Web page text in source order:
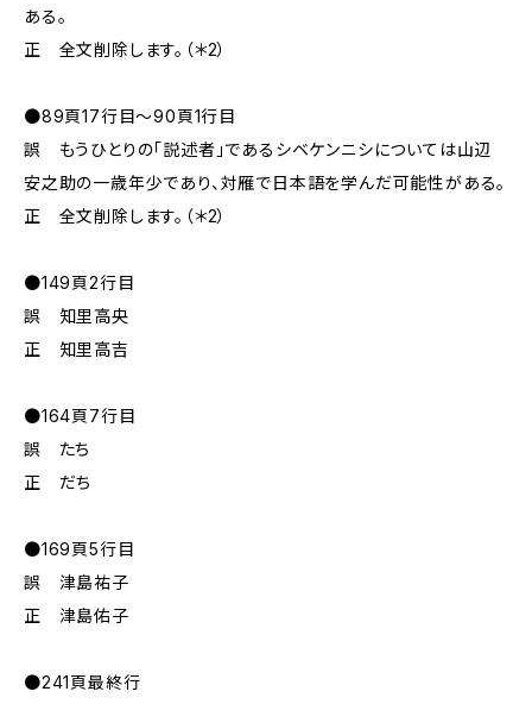
ある。
正 全文削除します。（＊2）
●89頁17行目～90頁1行目
誤 もうひとりの「説述者」であるシベケンニシについては山辺
安之助の一歳年少であり、対雁で日本語を学んだ可能性がある。
正 全文削除します。（＊2）
●149頁2行目
誤 知里高央
正 知里高吉
●164頁7行目
誤 たち
正 だち
●169頁5行目
誤 津島祐子
正 津島佑子
●241頁最終行